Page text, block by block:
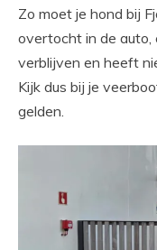
Zo moet je hond bij
overtocht in de auto,
verblijven en heeft
Kijk dus bij je
gelden.